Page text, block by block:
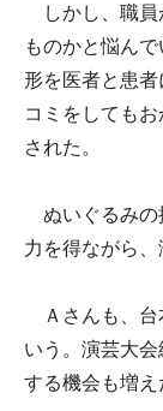
しかし、職員
ものかと悩ん
形を医者と患
コミをしても
された。
ぬいぐるみの
力を得ながら、
Ａさんも、台
いう。演芸大
する機会も増え